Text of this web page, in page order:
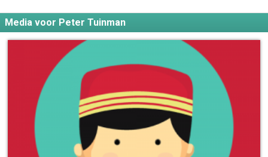
Media voor Peter Tuinman